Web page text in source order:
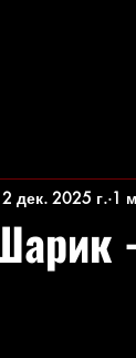
дек. 2025 г. 1